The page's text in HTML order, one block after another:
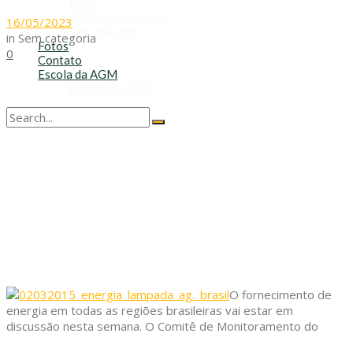
Transporte Escolar
Voluntariado
Fotos
Contato
Escola da AGM
16/05/2023
in Sem categoria
0
O fornecimento de
energia em todas as regiões brasileiras vai estar em
discussão nesta semana. O Comitê de Monitoramento do